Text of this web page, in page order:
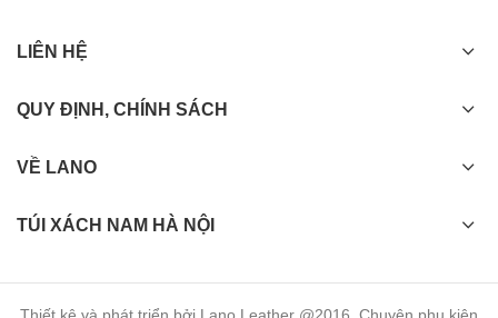
LIÊN HỆ
QUY ĐỊNH, CHÍNH SÁCH
VỀ LANO
TÚI XÁCH NAM HÀ NỘI
Thiết kê và phát triển bởi Lano Leather @2016. Chuyên phụ kiện